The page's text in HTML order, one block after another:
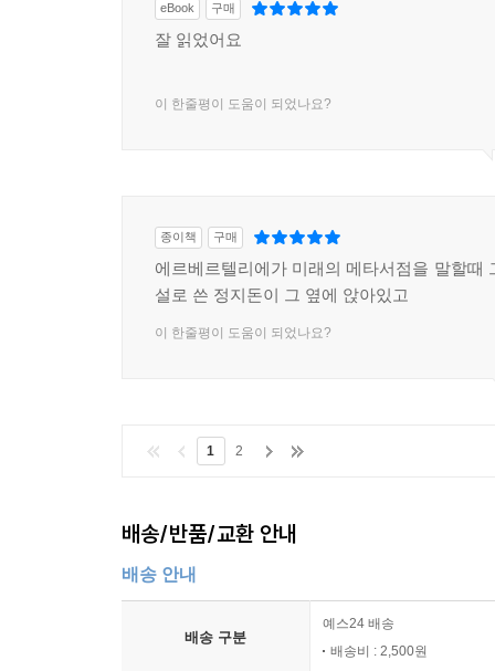
eBook 구매
잘 읽었어요
이 한줄평이 도움이 되었나요?
종이책 구매
에르베르텔리에가 미래의 메타서점을 말할때
설로 쓴 정지돈이 그 옆에 앉아있고
이 한줄평이 도움이 되었나요?
1 2
배송/반품/교환 안내
배송 안내
배송 구분
예스24 배송
배송비 : 2,500원